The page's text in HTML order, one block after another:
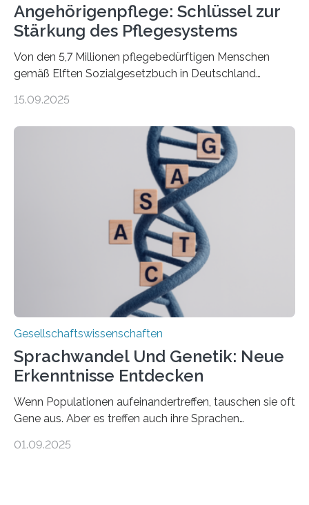
Angehörigenpflege: Schlüssel zur
Stärkung des Pflegesystems
Von den 5,7 Millionen pflegebedürftigen Menschen
gemäß Elften Sozialgesetzbuch in Deutschland
2050 wird eine Zunahme der Pflegebedürftigen auf 9
Wissenschaftler*innen des Deutschen Zentrums für
Altersfragen, des DIW Berlin und der TU Dortmund
aktuelle Pflegearrangements. Besonderes Augenmerk
wurde auf die Unterschiede zwischen Angehörigen-
und Zugehörigenpflege in und außerhalb des eigenen
Haushalts gelegt. Pflege im eigenen Haushalt richtet
sich oft an den/die Partner*in und dies häufig im
15.09.2025
Gesellschaftswissenschaften
Sprachwandel Und Genetik: Neue
Erkenntnisse Entdecken
Wenn Populationen aufeinandertreffen, tauschen sie oft
Gene aus. Aber es treffen auch ihre Sprachen
Sprachen verändern. Wie stark tun sie dies tatsächlich,
01.09.2025